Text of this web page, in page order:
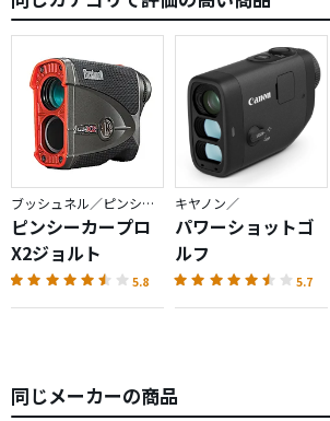
ブッシュネル／ピンシーカー
ピンシーカープロ
X2ジョルト
5.8
キヤノン／
パワーショットゴ
ルフ
5.7
同じメーカーの商品